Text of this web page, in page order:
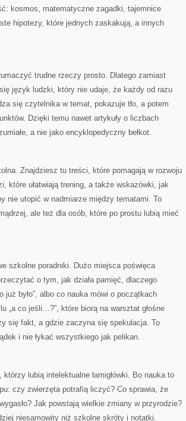
kosmos, matematyczne zagadki, tajemnice
hipotezy, które jednych zaskakują, a innych
trudne rzeczy prosto. Dlatego zamiast
język ludzki, który nie udaje, że każdy od razu
się czytelnika w temat, pokazuje tło, a potem
Dzięki temu nawet artykuły o liczbach
a nie jako encyklopedyczny bełkot.
Znajdziesz tu treści, które pomagają w rozwoju
które ułatwiają trening, a także wskazówki, jak
nie utopić w nadmiarze między tematami. To
ale też dla osób, które po prostu lubią mieć
szkolne poradniki. Dużo miejsca poświęca
o tym, jak działa pamięć, dlaczego
już było”, albo co nauka mówi o początkach
„a co jeśli…?”, które biorą na warsztat głośne
się fakt, a gdzie zaczyna się spekulacja. To
i nie łykać wszystkiego jak pelikan.
lubią intelektualne łamigłówki. Bo nauka to
czy zwierzęta potrafią liczyć? Co sprawia, że
Jak powstają wielkie zmiany w przyrodzie?
niesamowity niż szkolne skróty i notatki.